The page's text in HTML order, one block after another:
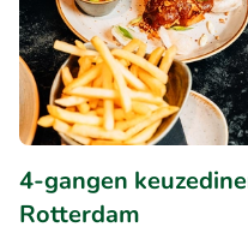
4-gangen
Rotterdam